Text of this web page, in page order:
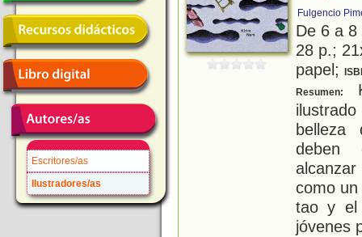
Escritores/as
Ilustradores/as
Fulgencio
De 6 a
28 p.;
papel;
Resumen:
belleza
deben
como
tao y el
jóvenes